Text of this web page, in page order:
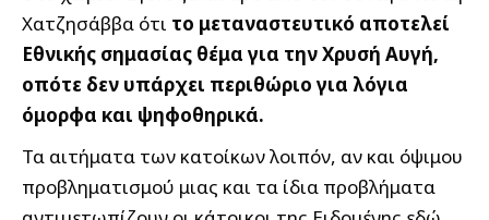
Χατζησάββα ότι το μεταναστευτικό αποτελεί
Εθνικής σημασίας θέμα για την Χρυσή Αυγή,
οπότε δεν υπάρχει περιθώριο για λόγια
όμορφα και ψηφοθηρικά.
Τα αιτήματα των κατοίκων λοιπόν, αν και όψιμου
προβληματισμού μιας και τα ίδια προβλήματα